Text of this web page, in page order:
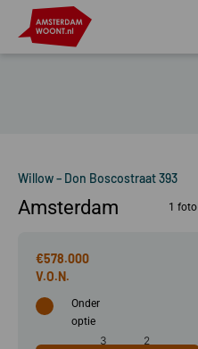
Willow – Don Boscostraat 393
Amsterdam 1 foto
€578.000
Onder
optie
3
2